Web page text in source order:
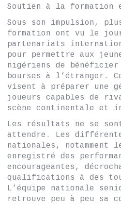
Soutien à la formation
Sous son impulsion,
formation ont vu le
partenariats
pour permettre aux
nigériens de bénéficier
bourses à l’étranger.
visent à préparer une
joueurs capables de
scène continentale et
Les résultats ne se
attendre. Les
nationales, notamment
enregistré des
encourageantes,
qualifications à des
L’équipe nationale
retrouve peu à peu sa